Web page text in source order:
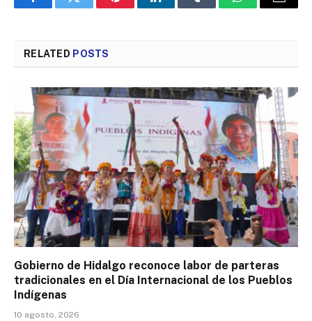
FacebookTwitter PinterestLinkedInTumblr WhatsAppEmail
RELATED POSTS
Gobierno de Hidalgo reconoce labor de parteras
tradicionales en el Día Internacional de los Pueblos
Indígenas
10 agosto, 2026